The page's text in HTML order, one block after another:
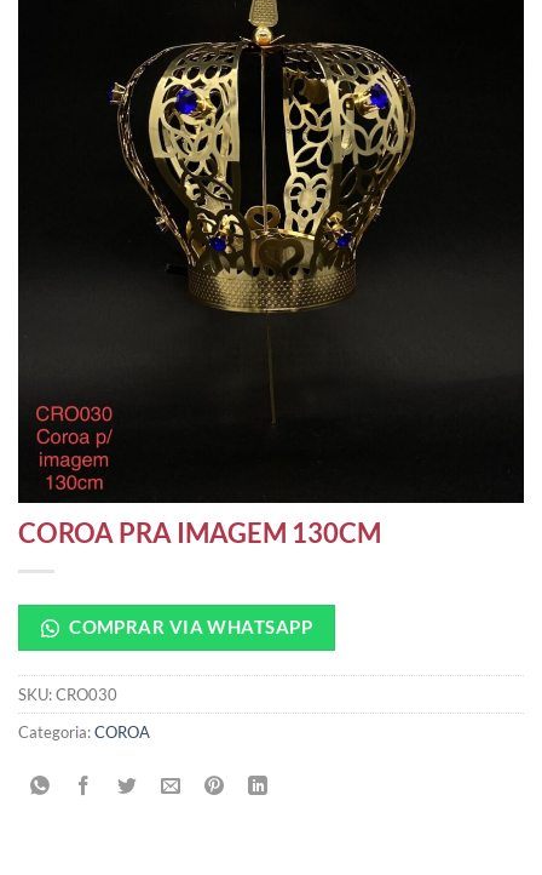
COROA PRA IMAGEM 130CM
COMPRAR VIA WHATSAPP
SKU:CRO030
Categoria:COROA